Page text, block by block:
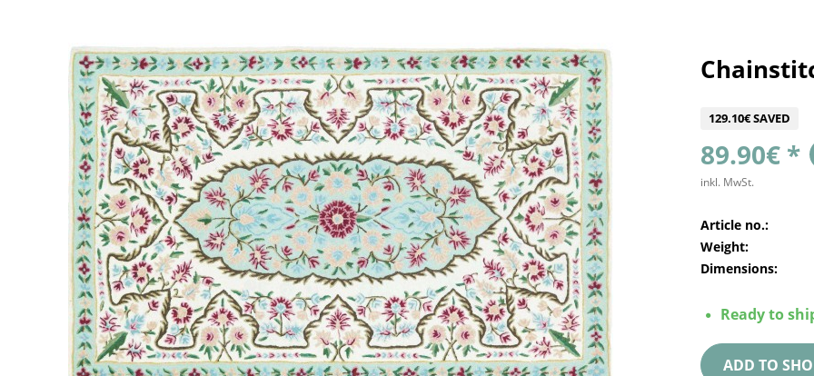
129.10€ SAVED
89.90€ *
inkl. MwSt.
Article no.:
Weight:
Dimensions:
Ready to
ADD TO